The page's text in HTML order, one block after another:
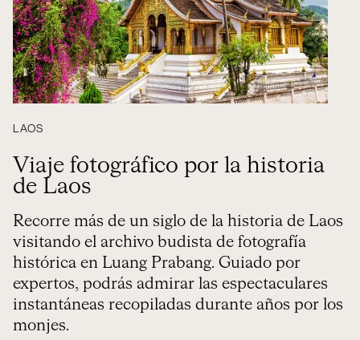
LAOS
Viaje fotográfico por la historia
de Laos
Recorre más de un siglo de la historia de Laos
visitando el archivo budista de fotografía
histórica en Luang Prabang. Guiado por
expertos, podrás admirar las espectaculares
instantáneas recopiladas durante años por los
monjes.